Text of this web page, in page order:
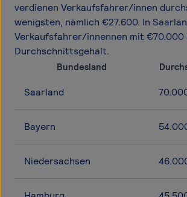
verdienen Verkaufsfahrer/innen
wenigsten, nämlich €27.600. In
Verkaufsfahrer/innennen mit €70.000
Durchschnittsgehalt.
Bundesland
Saarland
Bayern
Niedersachsen